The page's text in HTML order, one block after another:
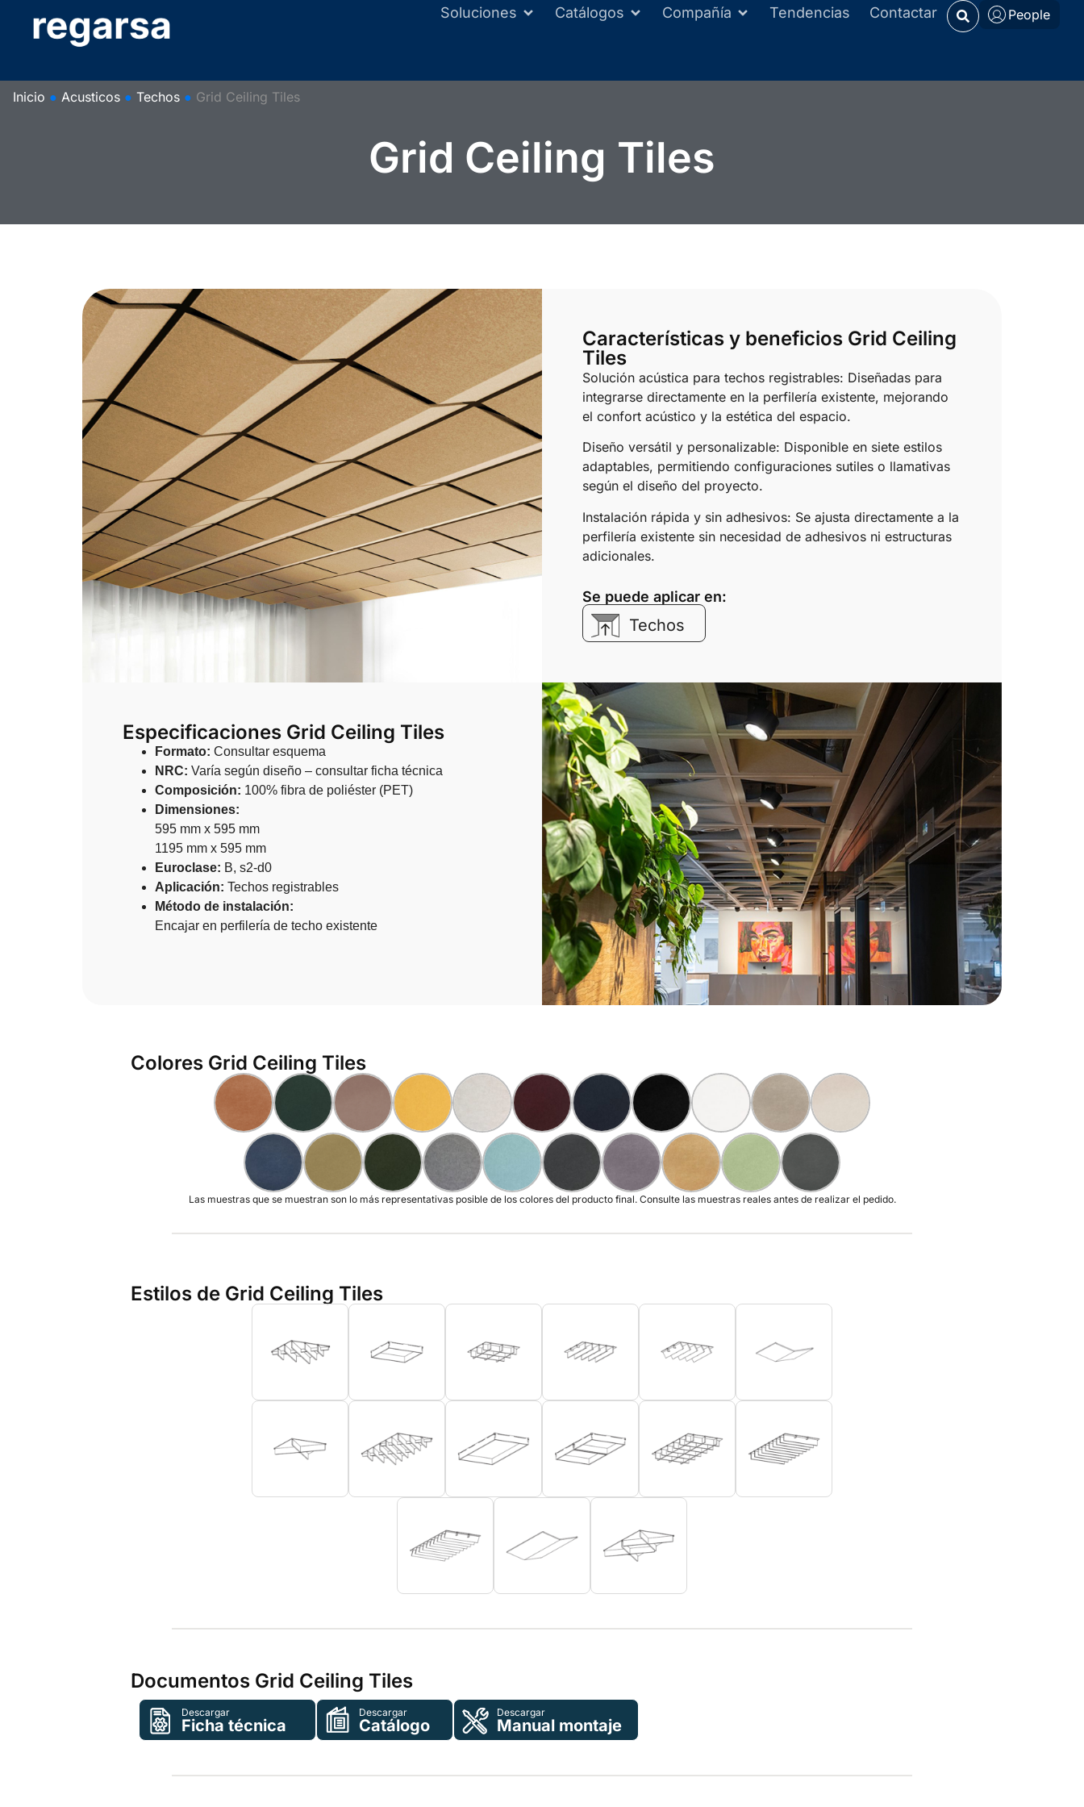
Soluciones Catálogos Compañía Tendencias Contactar People
Inicio ● Acusticos ● Techos ● Grid Ceiling Tiles
Grid Ceiling Tiles
Características y beneficios Grid Ceiling
Tiles
Solución acústica para techos registrables: Diseñadas para
integrarse directamente en la perfilería existente, mejorando
el confort acústico y la estética del espacio.
Diseño versátil y personalizable: Disponible en siete estilos
adaptables, permitiendo configuraciones sutiles o llamativas
según el diseño del proyecto.
Instalación rápida y sin adhesivos: Se ajusta directamente a la
perfilería existente sin necesidad de adhesivos ni estructuras
adicionales.
Se puede aplicar en:
Techos
Especificaciones Grid Ceiling Tiles
Formato: Consultar esquema
NRC: Varía según diseño – consultar ficha técnica
Composición: 100% fibra de poliéster (PET)
Dimensiones:
595 mm x 595 mm
1195 mm x 595 mm
Euroclase: B, s2-d0
Aplicación: Techos registrables
Método de instalación:
Encajar en perfilería de techo existente
Colores Grid Ceiling Tiles
Las muestras que se muestran son lo más representativas posible de los colores del producto final. Consulte las muestras reales antes de realizar el pedido.
Estilos de Grid Ceiling Tiles
Documentos Grid Ceiling Tiles
Descargar
Ficha técnica
Descargar
Catálogo
Descargar
Manual montaje